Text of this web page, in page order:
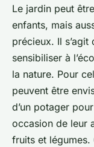
Le jardin peut
enfants, mais
précieux. Il s’agit
sensibiliser à
la nature. Pour
peuvent être
d’un potager
occasion de leur
fruits et